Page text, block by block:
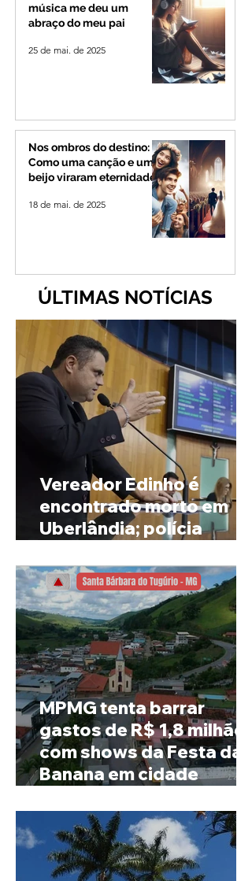
música me deu um
abraço do meu pai
25 de mai. de 2025
Nos ombros do destino:
Como uma canção e um
beijo viraram eternidade
18 de mai. de 2025
ÚLTIMAS NOTÍCIAS
Vereador Edinho é
encontrado morto em
Uberlândia; polícia
MPMG tenta barrar
gastos de R$ 1,8 milhão
com shows da Festa da
Banana em cidade
4 mil habitantes